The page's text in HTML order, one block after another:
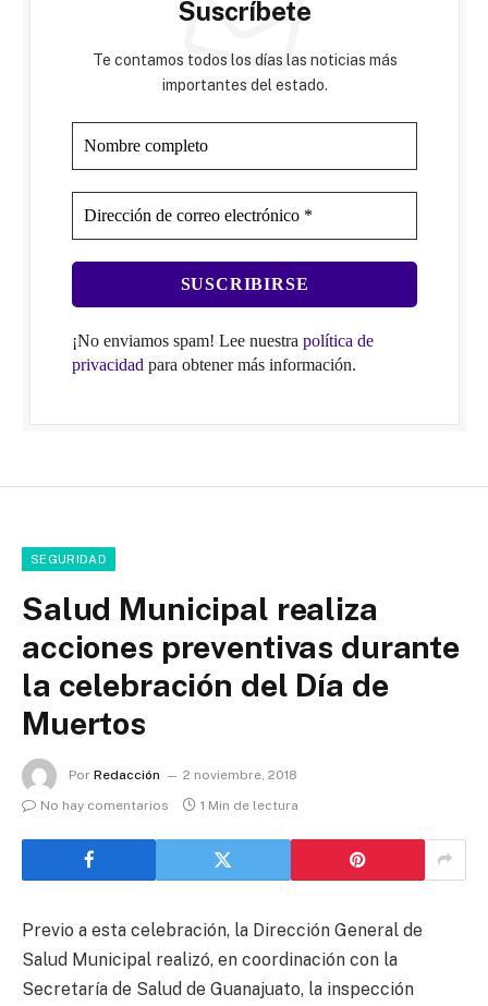
Suscríbete
Te contamos todos los días las noticias más
importantes del estado.
¡No enviamos spam! Lee nuestra política de
privacidad para obtener más información.
SEGURIDAD
Salud Municipal realiza
acciones preventivas durante
la celebración del Día de
Muertos
Por Redacción
2 noviembre, 2018
No hay comentarios
1 Min de lectura
Previo a esta celebración, la Dirección General de
Salud Municipal realizó, en coordinación con la
Secretaría de Salud de Guanajuato, la inspección